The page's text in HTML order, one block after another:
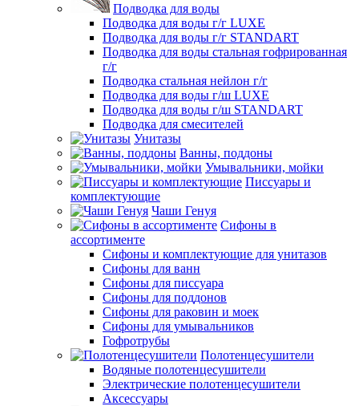
Подводка для воды
Подводка для воды г/г LUXE
Подводка для воды г/г STANDART
Подводка для воды стальная гофрированная
г/г
Подводка стальная нейлон г/г
Подводка для воды г/ш LUXE
Подводка для воды г/ш STANDART
Подводка для смесителей
Унитазы
Ванны, поддоны
Умывальники, мойки
Писсуары и
комплектующие
Чаши Генуя
Сифоны в
ассортименте
Сифоны и комплектующие для унитазов
Сифоны для ванн
Сифоны для писсуара
Сифоны для поддонов
Сифоны для раковин и моек
Сифоны для умывальников
Гофротрубы
Полотенцесушители
Водяные полотенцесушители
Электрические полотенцесушители
Аксессуары